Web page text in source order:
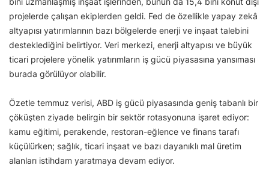
projelerde çalışan ekiplerden geldi. Fed de özellikle yapay zekâ
altyapısı yatırımlarının bazı bölgelerde enerji ve inşaat talebini
desteklediğini belirtiyor. Veri merkezi, enerji altyapısı ve büyük
ticari projelere yönelik yatırımların iş gücü piyasasına yansıması
burada görülüyor olabilir.
Özetle temmuz verisi, ABD iş gücü piyasasında geniş tabanlı bir
çöküşten ziyade belirgin bir sektör rotasyonuna işaret ediyor:
kamu eğitimi, perakende, restoran-eğlence ve finans tarafı
küçülürken; sağlık, ticari inşaat ve bazı dayanıklı mal üretim
alanları istihdam yaratmaya devam ediyor.